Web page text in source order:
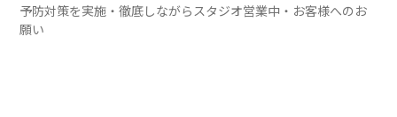
予防対策を実施・徹底しながらスタジオ営業中・お客様へのお
願い